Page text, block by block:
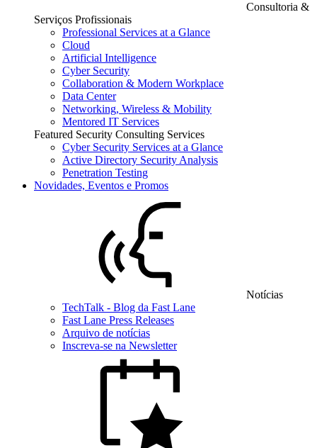
Consultoria &
Serviços Profissionais
Professional Services at a Glance
Cloud
Artificial Intelligence
Cyber Security
Collaboration & Modern Workplace
Data Center
Networking, Wireless & Mobility
Mentored IT Services
Featured Security Consulting Services
Cyber Security Services at a Glance
Active Directory Security Analysis
Penetration Testing
Novidades, Eventos e Promos
Notícias
TechTalk - Blog da Fast Lane
Fast Lane Press Releases
Arquivo de notícias
Inscreva-se na Newsletter